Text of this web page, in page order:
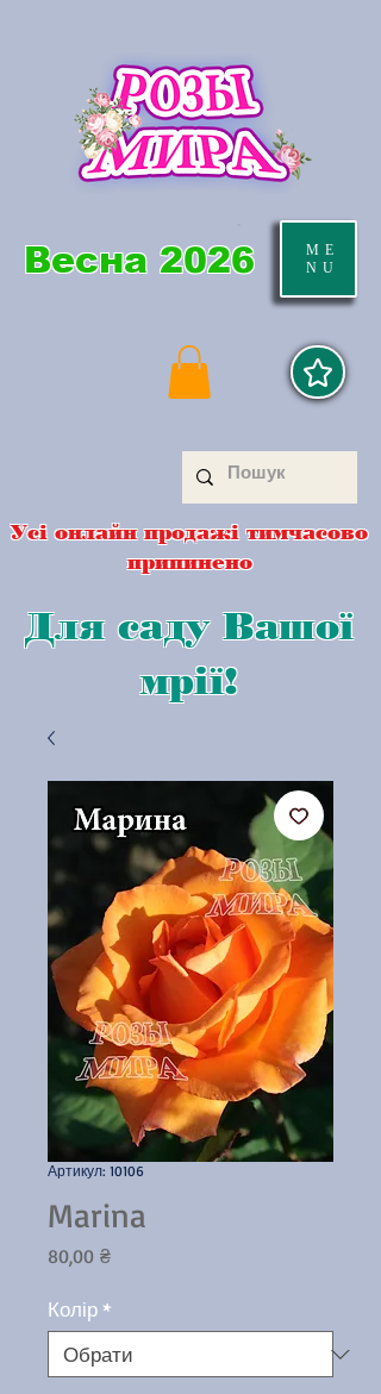
ME
NU
Весна 2026
Усі онлайн продажі тимчасово
припинено
Для саду Вашої
мрії!
Артикул: 10106
Marina
80,00 ₴Ціна
Колір*